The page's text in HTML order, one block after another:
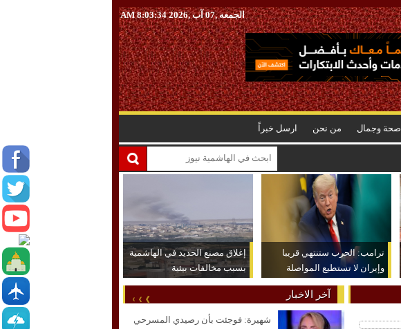
الجمعه ,07 آب ,2026 8:03:35 AM
صحة وجمال من نحن ارسل خبراً
ترامب: الحرب ستنتهي قريبا
وإيران لا تستطيع المواصلة
إغلاق مصنع الحديد في الهاشمية
بسبب مخالفات بيئية
آخر الاخبار
شهيرة: فوجئت بأن رصيدي المسرحي